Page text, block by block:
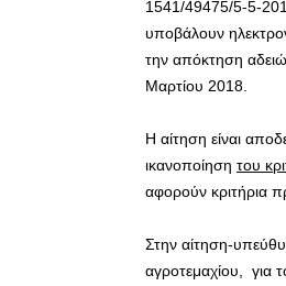
1541/49475/5-5-
υποβάλουν
την απόκτηση
Μαρτίου 2018.
Η αίτηση είναι
ικανοποίηση του
αφορούν κριτήρια
Στην αίτηση-
αγροτεμαχίου, για